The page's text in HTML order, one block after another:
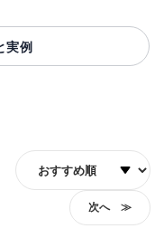
住まいの個性を引き立
、おしゃれな玄関照明
実例
並び順
次へ ≫